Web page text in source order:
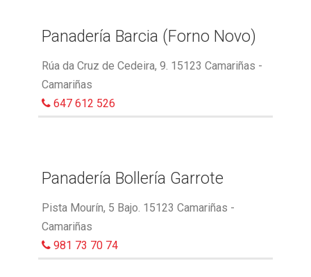
Panadería Barcia (Forno Novo)
Rúa da Cruz de Cedeira, 9. 15123 Camariñas -
Camariñas
647 612 526
Panadería Bollería Garrote
Pista Mourín, 5 Bajo. 15123 Camariñas -
Camariñas
981 73 70 74